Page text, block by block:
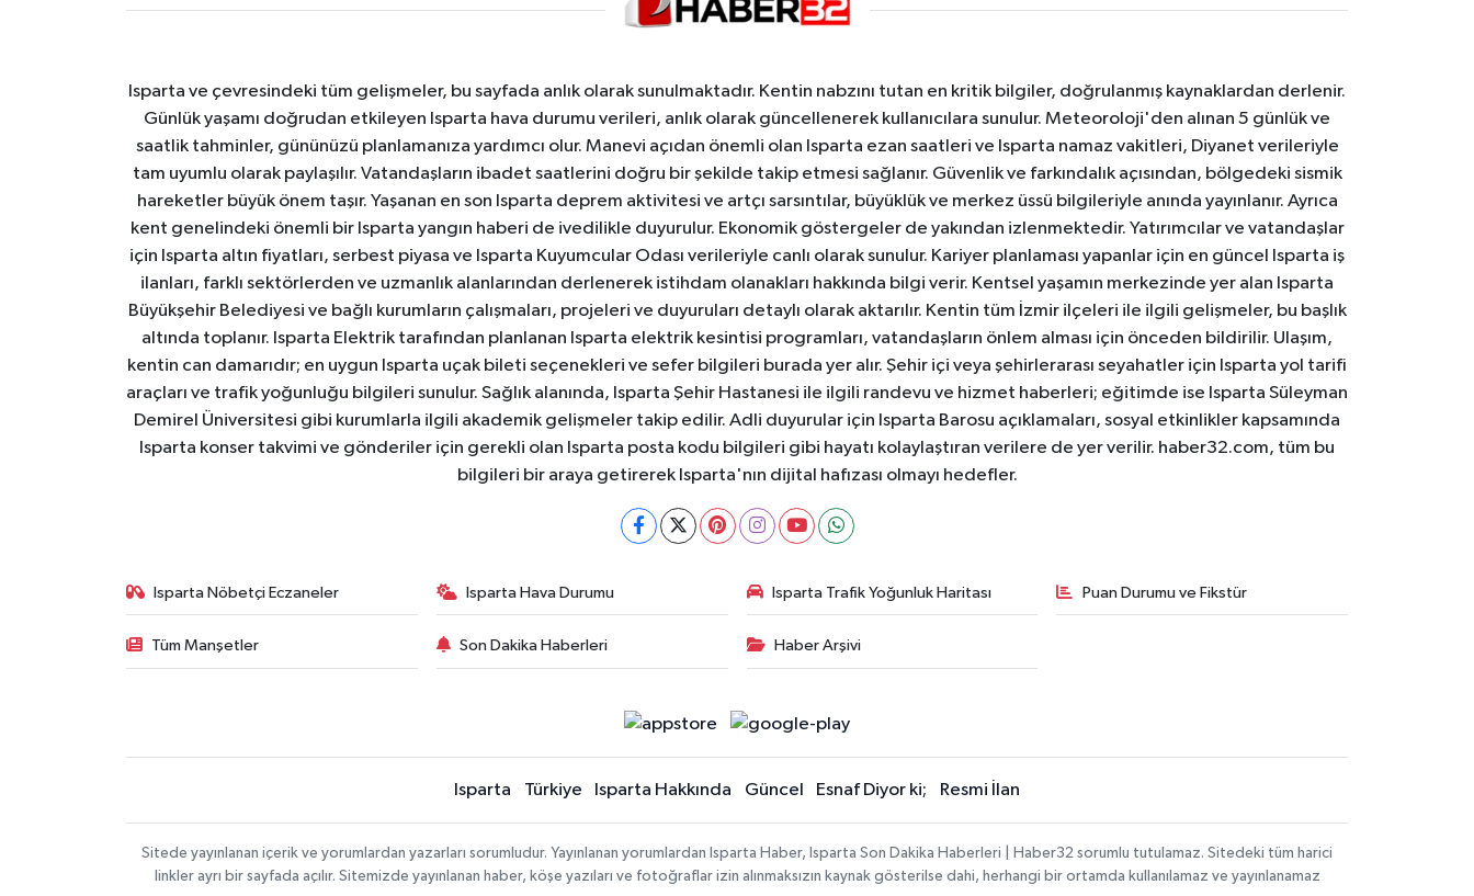
Isparta ve çevresindeki tüm gelişmeler, bu sayfada anlık olarak sunulmaktadır. Kentin nabzını tutan en kritik bilgiler, doğrulanmış kaynaklardan derlenir.
Günlük yaşamı doğrudan etkileyen Isparta hava durumu verileri, anlık olarak güncellenerek kullanıcılara sunulur. Meteoroloji'den alınan 5 günlük ve
saatlik tahminler, gününüzü planlamanıza yardımcı olur. Manevi açıdan önemli olan Isparta ezan saatleri ve Isparta namaz vakitleri, Diyanet verileriyle
tam uyumlu olarak paylaşılır. Vatandaşların ibadet saatlerini doğru bir şekilde takip etmesi sağlanır. Güvenlik ve farkındalık açısından, bölgedeki sismik
hareketler büyük önem taşır. Yaşanan en son Isparta deprem aktivitesi ve artçı sarsıntılar, büyüklük ve merkez üssü bilgileriyle anında yayınlanır. Ayrıca
kent genelindeki önemli bir Isparta yangın haberi de ivedilikle duyurulur. Ekonomik göstergeler de yakından izlenmektedir. Yatırımcılar ve vatandaşlar
için Isparta altın fiyatları, serbest piyasa ve Isparta Kuyumcular Odası verileriyle canlı olarak sunulur. Kariyer planlaması yapanlar için en güncel Isparta iş
ilanları, farklı sektörlerden ve uzmanlık alanlarından derlenerek istihdam olanakları hakkında bilgi verir. Kentsel yaşamın merkezinde yer alan Isparta
Büyükşehir Belediyesi ve bağlı kurumların çalışmaları, projeleri ve duyuruları detaylı olarak aktarılır. Kentin tüm İzmir ilçeleri ile ilgili gelişmeler, bu başlık
altında toplanır. Isparta Elektrik tarafından planlanan Isparta elektrik kesintisi programları, vatandaşların önlem alması için önceden bildirilir. Ulaşım,
kentin can damarıdır; en uygun Isparta uçak bileti seçenekleri ve sefer bilgileri burada yer alır. Şehir içi veya şehirlerarası seyahatler için Isparta yol tarifi
araçları ve trafik yoğunluğu bilgileri sunulur. Sağlık alanında, Isparta Şehir Hastanesi ile ilgili randevu ve hizmet haberleri; eğitimde ise Isparta Süleyman
Demirel Üniversitesi gibi kurumlarla ilgili akademik gelişmeler takip edilir. Adli duyurular için Isparta Barosu açıklamaları, sosyal etkinlikler kapsamında
Isparta konser takvimi ve gönderiler için gerekli olan Isparta posta kodu bilgileri gibi hayatı kolaylaştıran verilere de yer verilir. haber32.com, tüm bu
bilgileri bir araya getirerek Isparta'nın dijital hafızası olmayı hedefler.
Isparta Nöbetçi Eczaneler Isparta Hava Durumu Isparta Trafik Yoğunluk Haritası Puan Durumu ve Fikstür
Tüm Manşetler Son Dakika Haberleri Haber Arşivi
Isparta Türkiye Isparta Hakkında Güncel Esnaf Diyor ki; Resmi İlan
Sitede yayınlanan içerik ve yorumlardan yazarları sorumludur. Yayınlanan yorumlardan Isparta Haber, Isparta Son Dakika Haberleri | Haber32 sorumlu tutulamaz. Sitedeki tüm harici
linkler ayrı bir sayfada açılır. Sitemizde yayınlanan haber, köşe yazıları ve fotoğraflar izin alınmaksızın kaynak gösterilse dahi, herhangi bir ortamda kullanılamaz ve yayınlanamaz